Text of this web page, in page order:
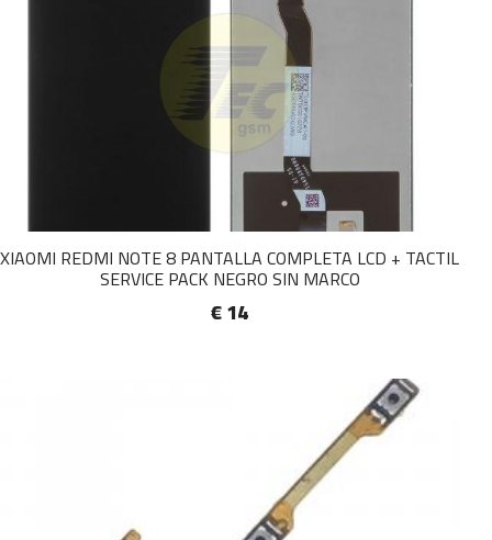
XIAOMI REDMI NOTE 8 PANTALLA COMPLETA LCD + TACTIL
SERVICE PACK NEGRO SIN MARCO
€ 14